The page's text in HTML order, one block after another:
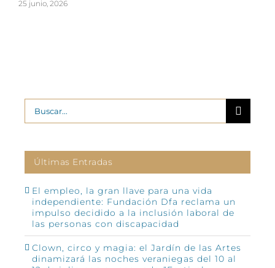
25 junio, 2026
Buscar:
Últimas Entradas
El empleo, la gran llave para una vida
independiente: Fundación Dfa reclama un
impulso decidido a la inclusión laboral de
las personas con discapacidad
Clown, circo y magia: el Jardín de las Artes
dinamizará las noches veraniegas del 10 al